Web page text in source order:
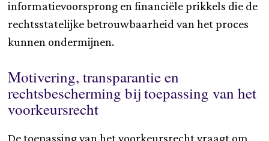
informatievoorsprong en financiële prikkels die de
rechtsstatelijke betrouwbaarheid van het proces
kunnen ondermijnen.
Motivering, transparantie en
rechtsbescherming bij toepassing van het
voorkeursrecht
De toepassing van het voorkeursrecht vraagt om